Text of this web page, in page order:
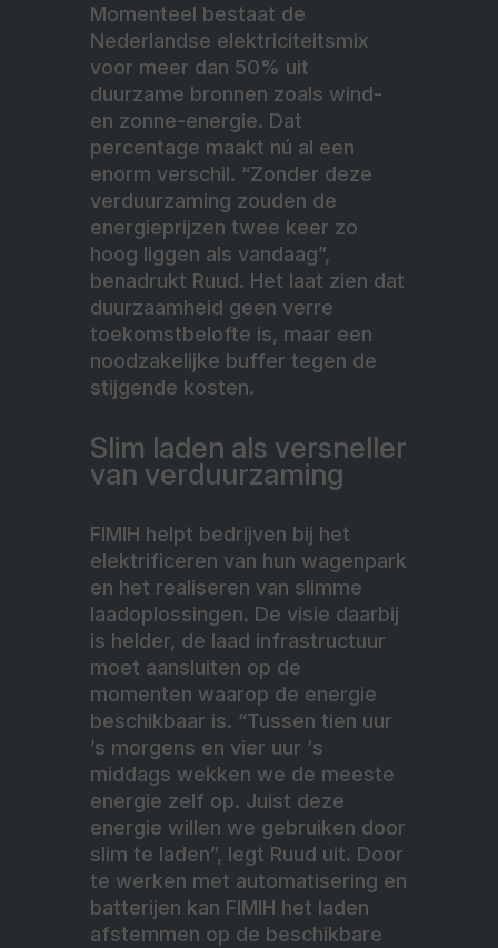
Momenteel bestaat de
Nederlandse elektriciteitsmix
voor meer dan 50% uit
duurzame bronnen zoals wind-
en zonne-energie. Dat
percentage maakt nú al een
enorm verschil. “Zonder deze
verduurzaming zouden de
energieprijzen twee keer zo
hoog liggen als vandaag”,
benadrukt Ruud. Het laat zien dat
duurzaamheid geen verre
toekomstbelofte is, maar een
noodzakelijke buffer tegen de
stijgende kosten.
Slim laden als versneller
van verduurzaming
FIMIH helpt bedrijven bij het
elektrificeren van hun wagenpark
en het realiseren van slimme
laadoplossingen. De visie daarbij
is helder, de laad infrastructuur
moet aansluiten op de
momenten waarop de energie
beschikbaar is. “Tussen tien uur
’s morgens en vier uur ‘s
middags wekken we de meeste
energie zelf op. Juist deze
energie willen we gebruiken door
slim te laden”, legt Ruud uit. Door
te werken met automatisering en
batterijen kan FIMIH het laden
afstemmen op de beschikbare